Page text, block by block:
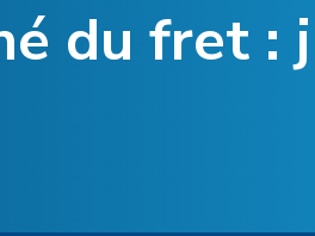
du fret :